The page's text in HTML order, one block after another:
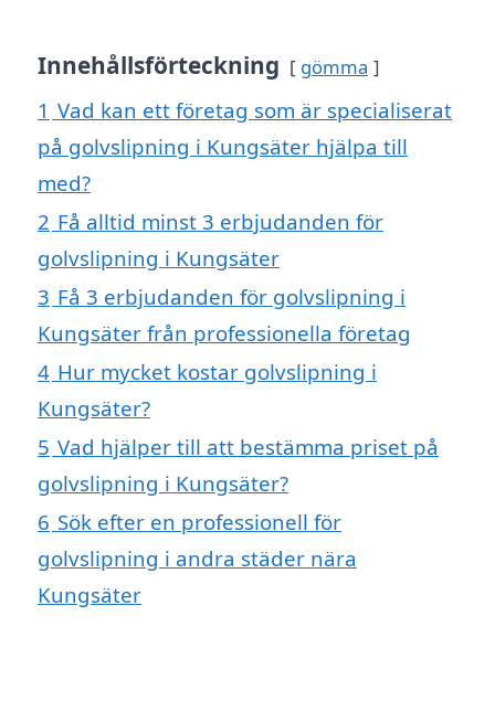
Innehållsförteckning gömma
1 Vad kan ett företag som är specialiserat
på golvslipning i Kungsäter hjälpa till
med?
2 Få alltid minst 3 erbjudanden för
golvslipning i Kungsäter
3 Få 3 erbjudanden för golvslipning i
Kungsäter från professionella företag
4 Hur mycket kostar golvslipning i
Kungsäter?
5 Vad hjälper till att bestämma priset på
golvslipning i Kungsäter?
6 Sök efter en professionell för
golvslipning i andra städer nära
Kungsäter